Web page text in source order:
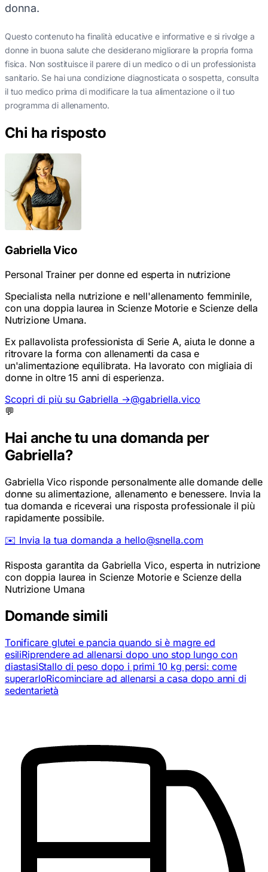
donna.
Questo contenuto ha finalità educative e informative e si rivolge a
donne in buona salute che desiderano migliorare la propria forma
fisica. Non sostituisce il parere di un medico o di un professionista
sanitario. Se hai una condizione diagnosticata o sospetta, consulta
il tuo medico prima di modificare la tua alimentazione o il tuo
programma di allenamento.
Chi ha risposto
Gabriella Vico
Personal Trainer per donne ed esperta in nutrizione
Specialista nella nutrizione e nell'allenamento femminile,
con una doppia laurea in Scienze Motorie e Scienze della
Nutrizione Umana.
Ex pallavolista professionista di Serie A, aiuta le donne a
ritrovare la forma con allenamenti da casa e
un'alimentazione equilibrata. Ha lavorato con migliaia di
donne in oltre 15 anni di esperienza.
Scopri di più su Gabriella →@gabriella.vico
💬
Hai anche tu una domanda per
Gabriella?
Gabriella Vico risponde personalmente alle domande delle
donne su alimentazione, allenamento e benessere. Invia la
tua domanda e riceverai una risposta professionale il più
rapidamente possibile.
✉️ Invia la tua domanda a hello@snella.com
Risposta garantita da Gabriella Vico, esperta in nutrizione
con doppia laurea in Scienze Motorie e Scienze della
Nutrizione Umana
Domande simili
Tonificare glutei e pancia quando si è magre ed
esiliRiprendere ad allenarsi dopo uno stop lungo con
diastasiStallo di peso dopo i primi 10 kg persi: come
superarloRicominciare ad allenarsi a casa dopo anni di
sedentarietà